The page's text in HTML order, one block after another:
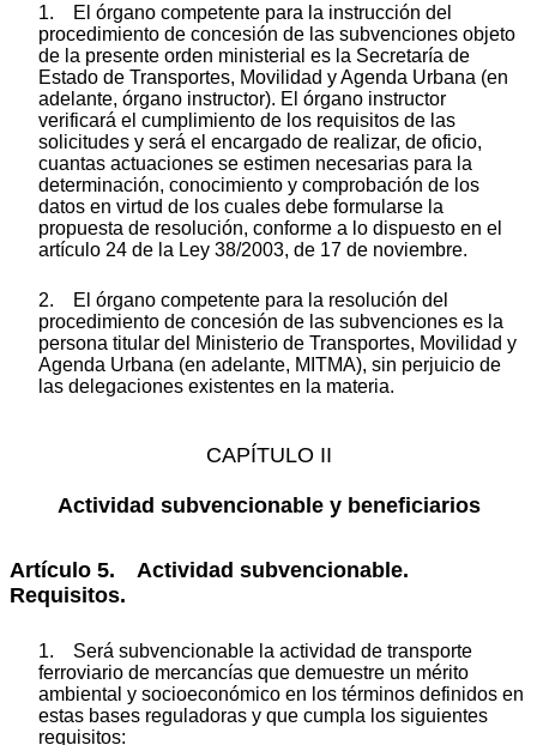
1. El órgano competente para la instrucción del
procedimiento de concesión de las subvenciones objeto
de la presente orden ministerial es la Secretaría de
Estado de Transportes, Movilidad y Agenda Urbana (en
adelante, órgano instructor). El órgano instructor
verificará el cumplimiento de los requisitos de las
solicitudes y será el encargado de realizar, de oficio,
cuantas actuaciones se estimen necesarias para la
determinación, conocimiento y comprobación de los
datos en virtud de los cuales debe formularse la
propuesta de resolución, conforme a lo dispuesto en el
artículo 24 de la Ley 38/2003, de 17 de noviembre.
2. El órgano competente para la resolución del
procedimiento de concesión de las subvenciones es la
persona titular del Ministerio de Transportes, Movilidad y
Agenda Urbana (en adelante, MITMA), sin perjuicio de
las delegaciones existentes en la materia.
CAPÍTULO II
Actividad subvencionable y beneficiarios
Artículo 5. Actividad subvencionable.
Requisitos.
1. Será subvencionable la actividad de transporte
ferroviario de mercancías que demuestre un mérito
ambiental y socioeconómico en los términos definidos en
estas bases reguladoras y que cumpla los siguientes
requisitos: